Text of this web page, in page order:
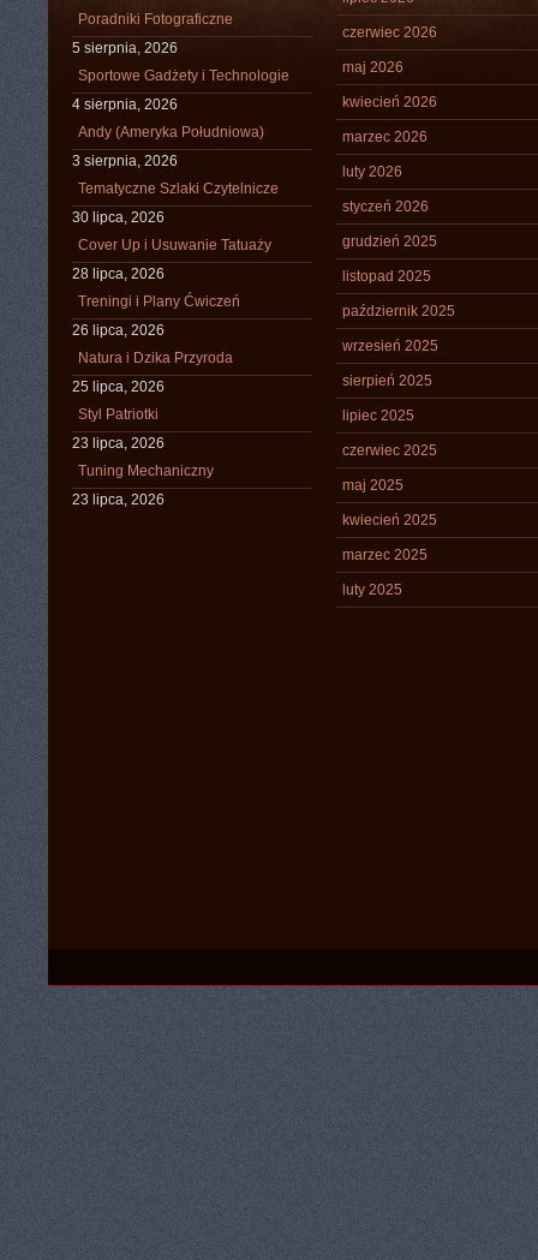
Poradniki Fotograficzne
5 sierpnia, 2026
Sportowe Gadżety i Technologie
4 sierpnia, 2026
Andy (Ameryka Południowa)
3 sierpnia, 2026
Tematyczne Szlaki Czytelnicze
30 lipca, 2026
Cover Up i Usuwanie Tatuaży
28 lipca, 2026
Treningi i Plany Ćwiczeń
26 lipca, 2026
Natura i Dzika Przyroda
25 lipca, 2026
Styl Patriotki
23 lipca, 2026
Tuning Mechaniczny
23 lipca, 2026
czerwiec 2026
maj 2026
kwiecień 2026
marzec 2026
luty 2026
styczeń 2026
grudzień 2025
listopad 2025
październik 2025
wrzesień 2025
sierpień 2025
lipiec 2025
czerwiec 2025
maj 2025
kwiecień 2025
marzec 2025
luty 2025